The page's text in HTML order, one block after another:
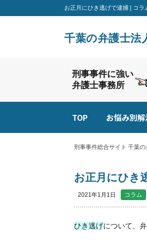
お正月にひき逃げで逮捕 | コ
千葉の弁護士法
刑事事件に強い
弁護士事務所
TOP お悩み別
刑事事件総合サイト 千葉
お正月にひき
2021年1月1日 コラム
ひき逃げについて、